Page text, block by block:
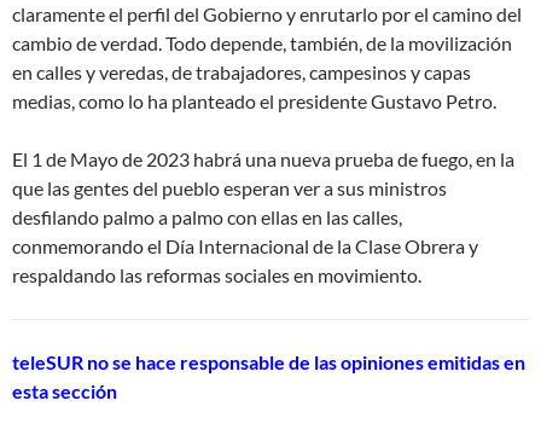
claramente el perfil del Gobierno y enrutarlo por el camino del
cambio de verdad. Todo depende, también, de la movilización
en calles y veredas, de trabajadores, campesinos y capas
medias, como lo ha planteado el presidente Gustavo Petro.
El 1 de Mayo de 2023 habrá una nueva prueba de fuego, en la
que las gentes del pueblo esperan ver a sus ministros
desfilando palmo a palmo con ellas en las calles,
conmemorando el Día Internacional de la Clase Obrera y
respaldando las reformas sociales en movimiento.
teleSUR no se hace responsable de las opiniones emitidas en
esta sección